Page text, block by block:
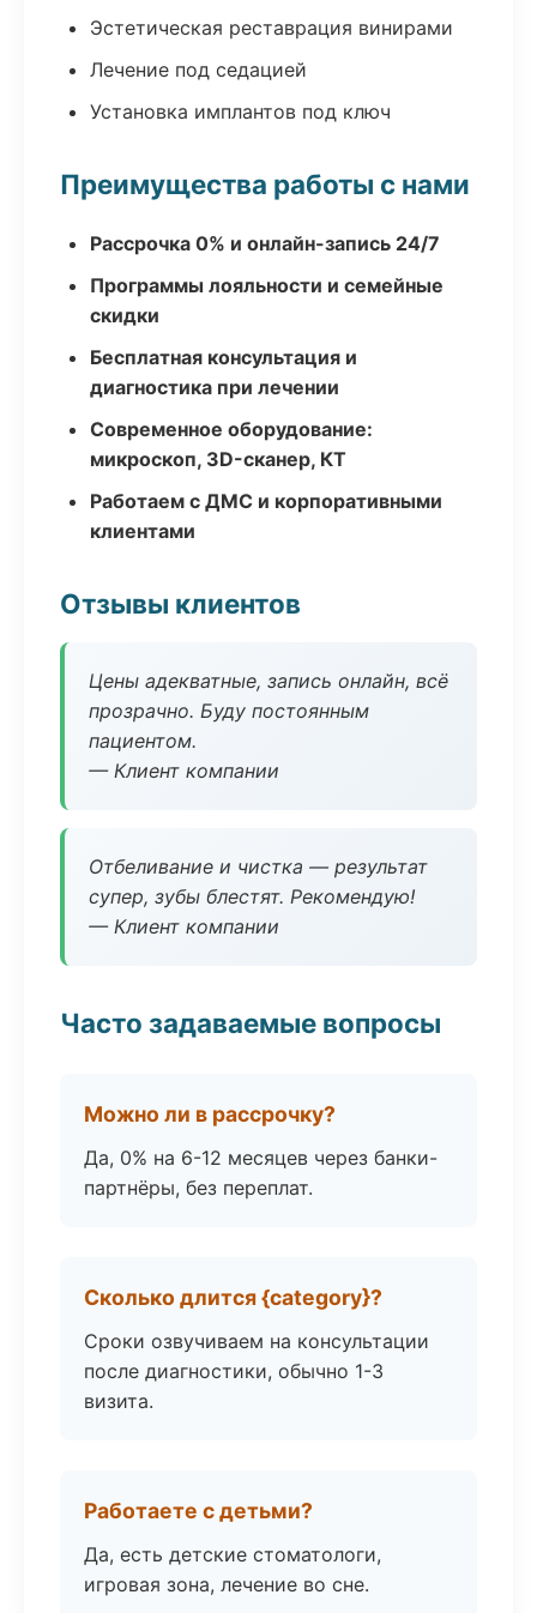
Эстетическая реставрация винирами
Лечение под седацией
Установка имплантов под ключ
Преимущества работы с нами
Рассрочка 0% и онлайн-запись 24/7
Программы лояльности и семейные
скидки
Бесплатная консультация и
диагностика при лечении
Современное оборудование:
микроскоп, 3D-сканер, КТ
Работаем с ДМС и корпоративными
клиентами
Отзывы клиентов
Цены адекватные, запись онлайн, всё
прозрачно. Буду постоянным
пациентом.
— Клиент компании
Отбеливание и чистка — результат
супер, зубы блестят. Рекомендую!
— Клиент компании
Часто задаваемые вопросы
Можно ли в рассрочку?
Да, 0% на 6-12 месяцев через банки-
партнёры, без переплат.
Сколько длится {category}?
Сроки озвучиваем на консультации
после диагностики, обычно 1-3
визита.
Работаете с детьми?
Да, есть детские стоматологи,
игровая зона, лечение во сне.